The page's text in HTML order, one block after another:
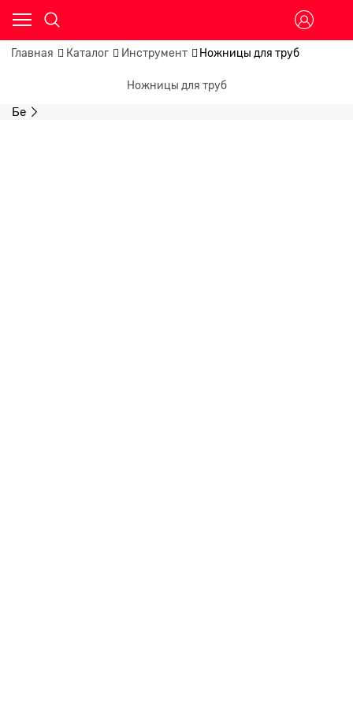
Главная Каталог Инструмент Ножницы для труб
Ножницы для труб
Бе